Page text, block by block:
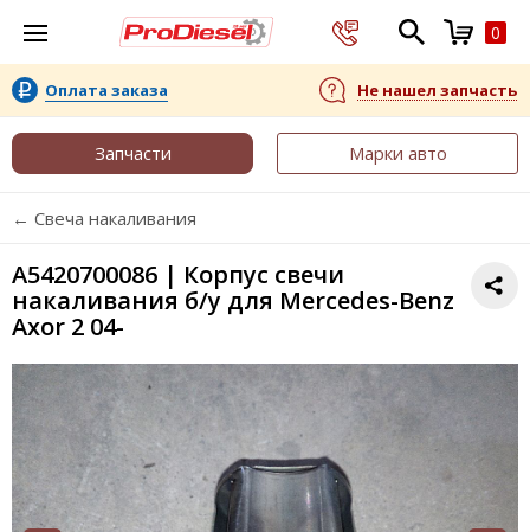
0
Оплата заказа Не нашел запчасть
Запчасти Марки авто
← Свеча накаливания
A5420700086 | Корпус свечи
накаливания б/у для Mercedes-Benz
Axor 2 04-